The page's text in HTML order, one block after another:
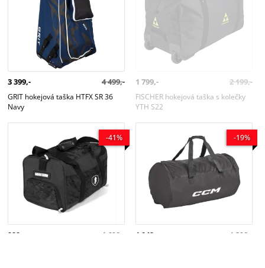
3 399,- 4 499,-
GRIT hokejová taška HTFX SR 36
Navy
1 799,- 2 199,-
FISCHER hokejová taška s kolečky
YTH S22
GONGSHOW cestovní taška Going
-41%
999,- 1 699,-
CCM taška 410 Player Basic YTH
-19%
1 049,- 1 290,-